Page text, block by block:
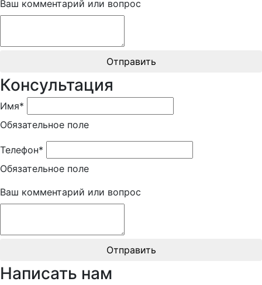
Ваш комментарий или вопрос
Отправить
Консультация
Имя*
Обязательное поле
Телефон*
Обязательное поле
Ваш комментарий или вопрос
Отправить
Написать нам